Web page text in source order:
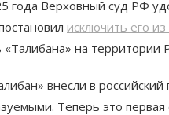
года Верховный суд РФ
исключить его
на территории
внесли в
Теперь это первая